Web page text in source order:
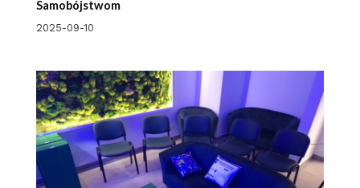
Samobójstwom
2025-09-10